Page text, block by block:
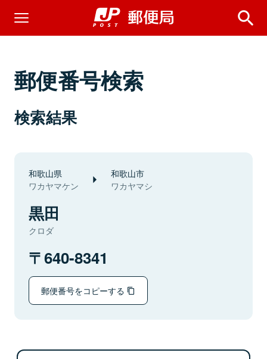
郵便番号検索
検索結果
和歌山県
ワカヤマケン
和歌山市
ワカヤマシ
黒田
クロダ
640-8341
郵便番号をコピーする